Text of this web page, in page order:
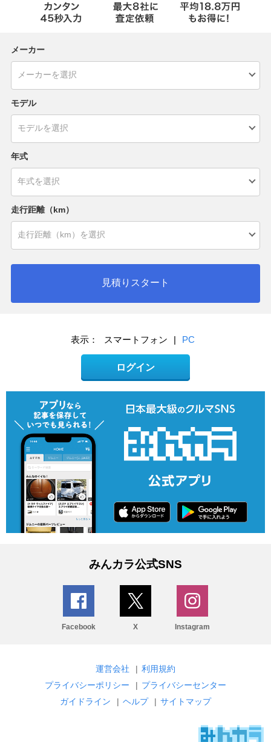
メーカー
モデル
年式
走行距離（km）
見積りスタート
表示： スマートフォン | PC
ログイン
みんカラ公式SNS
Facebook X Instagram
運営会社 | 利用規約
プライバシーポリシー
| プライバシーセンター
ガイドライン
| ヘルプ | サイトマップ